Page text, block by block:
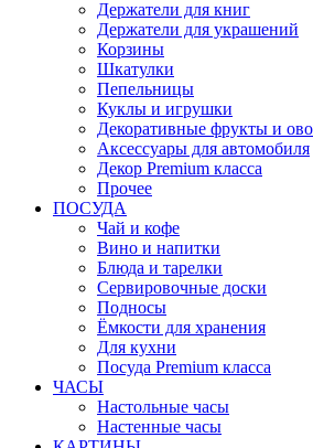
Держатели для книг
Держатели для украшений
Корзины
Шкатулки
Пепельницы
Куклы и игрушки
Декоративные фрукты и
Аксессуары для автомобиля
Декор Premium класса
Прочее
ПОСУДА
Чай и кофе
Вино и напитки
Блюда и тарелки
Сервировочные доски
Подносы
Ёмкости для хранения
Для кухни
Посуда Premium класса
ЧАСЫ
Настольные часы
Настенные часы